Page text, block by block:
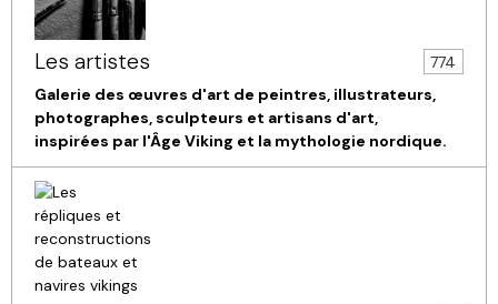
Les artistes
774
Galerie des œuvres d'art de peintres, illustrateurs,
photographes, sculpteurs et artisans d'art,
inspirées par l'Âge Viking et la mythologie nordique.